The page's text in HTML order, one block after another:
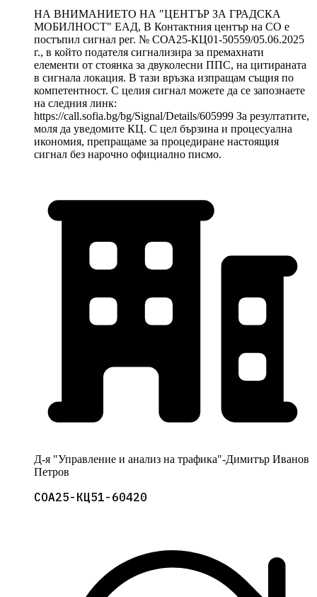
НА ВНИМАНИЕТО НА "ЦЕНТЪР ЗА ГРАДСКА
МОБИЛНОСТ" ЕАД, В Контактния център на СО е
постъпил сигнал рег. № СОА25-КЦ01-50559/05.06.2025
г., в който подателя сигнализира за премахнати
елементи от стоянка за двуколесни ППС, на цитираната
в сигнала локация. В тази връзка изпращам същия по
компетентност. С целия сигнал можете да се запознаете
на следния линк:
https://call.sofia.bg/bg/Signal/Details/605999 За резултатите,
моля да уведомите КЦ. С цел бързина и процесуална
икономия, препращаме за процедиране настоящия
сигнал без нарочно официално писмо.
Д-я "Управление и анализ на трафика"-Димитър Иванов
Петров
СОА25-КЦ51-60420